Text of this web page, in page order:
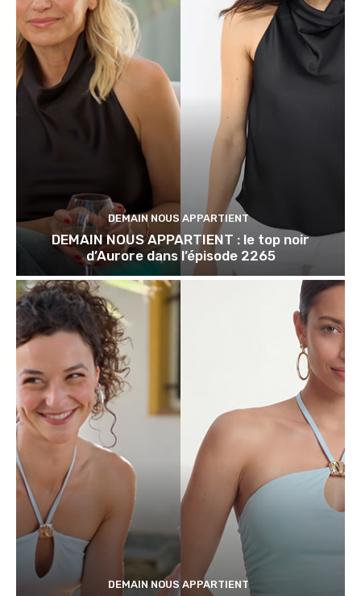
DEMAIN NOUS APPARTIENT
DEMAIN NOUS APPARTIENT : le top noir
d’Aurore dans l’épisode 2265
DEMAIN NOUS APPARTIENT